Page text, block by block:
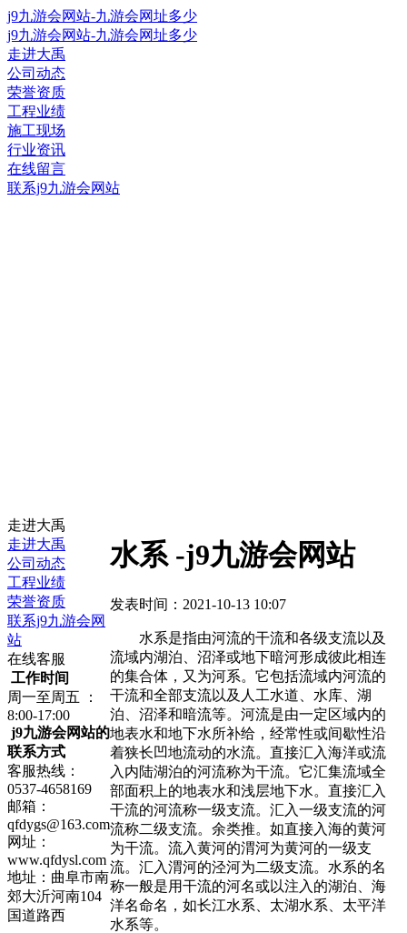
j9九游会网站-九游会网址多少
j9九游会网站-九游会网址多少
走进大禹
公司动态
荣誉资质
工程业绩
施工现场
行业资讯
在线留言
联系j9九游会网站
走进大禹
走进大禹
公司动态
工程业绩
荣誉资质
联系j9九游会网
站
在线客服
工作时间
周一至周五 ：
8:00-17:00
j9九游会网站的
联系方式
客服热线：
0537-4658169
邮箱：
qfdygs@163.com
网址：
www.qfdysl.com
地址：曲阜市南
郊大沂河南104
国道路西
水系 -j9九游会网站
发表时间：2021-10-13 10:07
水系是指由河流的干流和各级支流以及
流域内湖泊、沼泽或地下暗河形成彼此相连
的集合体，又为河系。它包括流域内河流的
干流和全部支流以及人工水道、水库、湖
泊、沼泽和暗流等。河流是由一定区域内的
地表水和地下水所补给，经常性或间歇性沿
着狭长凹地流动的水流。直接汇入海洋或流
入内陆湖泊的河流称为干流。它汇集流域全
部面积上的地表水和浅层地下水。直接汇入
干流的河流称一级支流。汇入一级支流的河
流称二级支流。余类推。如直接入海的黄河
为干流。流入黄河的渭河为黄河的一级支
流。汇入渭河的泾河为二级支流。水系的名
称一般是用干流的河名或以注入的湖泊、海
洋名命名，如长江水系、太湖水系、太平洋
水系等。